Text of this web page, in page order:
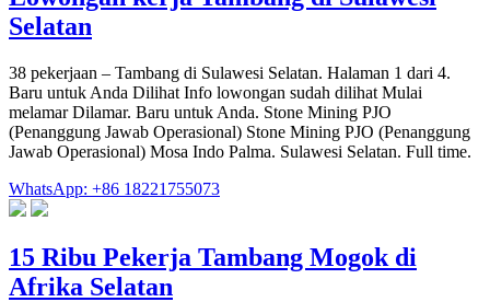
Selatan
38 pekerjaan – Tambang di Sulawesi Selatan. Halaman 1 dari 4.
Baru untuk Anda Dilihat Info lowongan sudah dilihat Mulai
melamar Dilamar. Baru untuk Anda. Stone Mining PJO
(Penanggung Jawab Operasional) Stone Mining PJO (Penanggung
Jawab Operasional) Mosa Indo Palma. Sulawesi Selatan. Full time.
WhatsApp: +86 18221755073
15 Ribu Pekerja Tambang Mogok di
Afrika Selatan